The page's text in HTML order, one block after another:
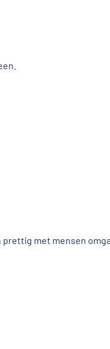
met mensen